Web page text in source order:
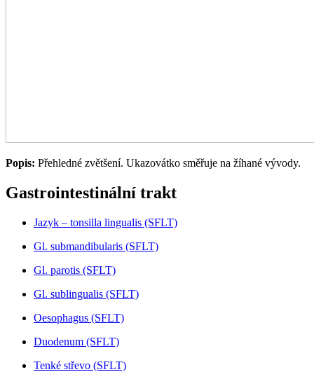
Popis: Přehledné zvětšení. Ukazovátko směřuje na žíhané vývody.
Gastrointestinální trakt
Jazyk – tonsilla lingualis (SFLT)
Gl. submandibularis (SFLT)
Gl. parotis (SFLT)
Gl. sublingualis (SFLT)
Oesophagus (SFLT)
Duodenum (SFLT)
Tenké střevo (SFLT)